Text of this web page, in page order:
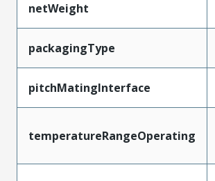
netWeight
packagingType
pitchMatingInterface
temperatureRangeOperating